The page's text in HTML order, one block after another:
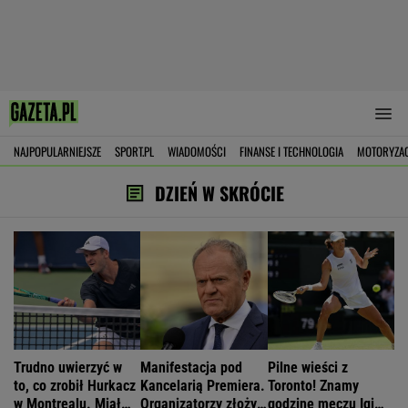
NAJPOPULARNIEJSZE SPORT.PL WIADOMOŚCI FINANSE I TECHNOLOGIA
DZIEŃ W SKRÓCIE
Trudno uwierzyć w
to, co zrobił Hurkacz
w Montrealu. Miał
Manifestacja pod
Kancelarią Premiera.
Organizatorzy złożyli
Pilne wieści z
Toronto! Znamy
godzinę meczu Igi